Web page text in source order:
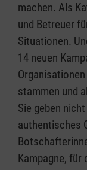
machen. Als
und Betreuer
Situationen.
14 neuen
stammen und
Sie geben
authentisches
Kampagne, für